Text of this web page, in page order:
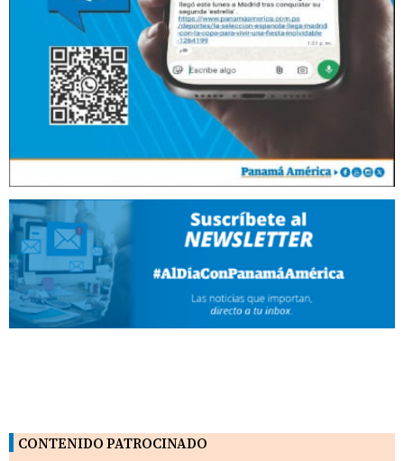
CONTENIDO PATROCINADO